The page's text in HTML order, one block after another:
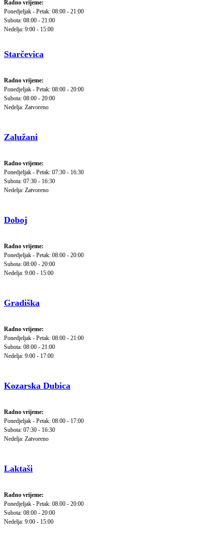
Radno vrijeme:
Ponedjeljak - Petak: 08:00 - 21:00
Subota: 08:00 - 21:00
Nedelja: 9:00 - 15:00
Starčevica
Radno vrijeme:
Ponedjeljak - Petak: 08:00 - 20:00
Subota: 08:00 - 20:00
Nedelja: Zatvoreno
Zalužani
Radno vrijeme:
Ponedjeljak - Petak: 07:30 - 16:30
Subota: 07:30 - 16:30
Nedelja: Zatvoreno
Doboj
Radno vrijeme:
Ponedjeljak - Petak: 08:00 - 20:00
Subota: 08:00 - 20:00
Nedelja: 9:00 - 15:00
Gradiška
Radno vrijeme:
Ponedjeljak - Petak: 08:00 - 21:00
Subota: 08:00 - 21:00
Nedelja: 9:00 - 17:00
Kozarska Dubica
Radno vrijeme:
Ponedjeljak - Petak: 08:00 - 17:00
Subota: 07:30 - 16:30
Nedelja: Zatvoreno
Laktaši
Radno vrijeme:
Ponedjeljak - Petak: 08:00 - 20:00
Subota: 08:00 - 20:00
Nedelja: 9:00 - 15:00